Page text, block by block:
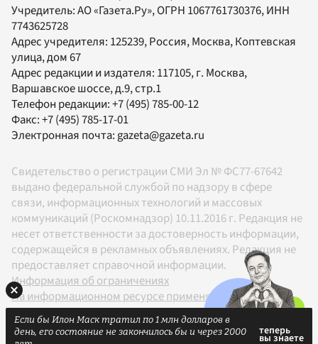
Учредитель:АО «Газета.Ру», ОГРН 1067761730376, ИНН
7743625728
Адрес учредителя: 125239, Россия, Москва, Коптевская
улица, дом 67
Адрес редакции и издателя: 117105, г. Москва,
Варшавское шоссе, д.9, стр.1
Телефон редакции:+7 (495) 785-00-12
Факс:+7 (495) 785-17-01
Электронная почта:gazeta@gazeta.ru
Свидетельство о регистрации СМИ Эл № ФС77-67642
выдано федеральной службой по надзору в сфере
связи, информационных технологий и массовых
коммуникаций (Роскомнадзор) 10.11.2016 г. Редакция не
несет ответственности за достоверность информации,
содержащейся в рекламных объявлениях. Редакция не
предоставляет справочной информации.
Информация об ограничениях
На информационном ресурсе применяются
рекомендательные технологии в соответствии с
Правилами
Если бы Илон Маск тратил по 1 млн долларов в
день, его состояние не закончилось бы и через 2000